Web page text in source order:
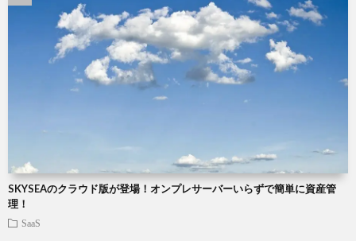
SKYSEAのクラウド版が登場！オンプレサーバーいらずで簡単に資産管
理！
SaaS